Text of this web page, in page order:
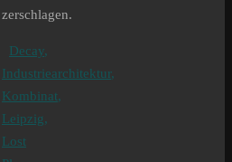
zerschlagen.
Decay,
Industriearchitektur,
Kombinat,
Leipzig,
Lost